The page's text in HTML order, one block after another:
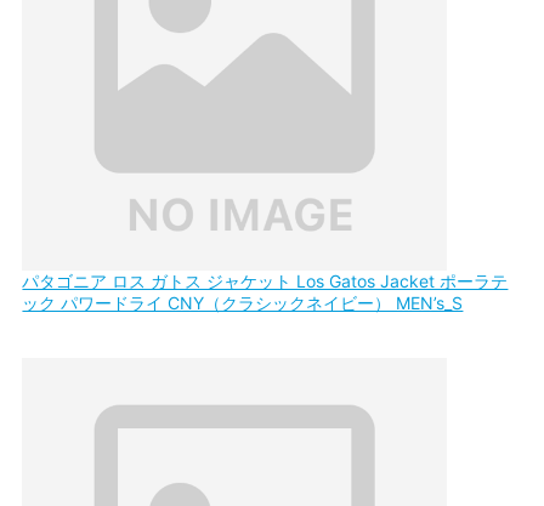
パタゴニア ロス ガトス ジャケット Los Gatos Jacket ポーラテ
ック パワードライ CNY（クラシックネイビー） MEN’s_S